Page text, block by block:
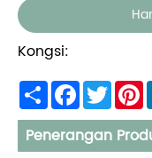
Kongsi:
ShareFacebook
Penerangan